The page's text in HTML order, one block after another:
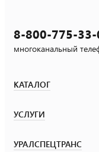
8-800-775-33-
многоканальный
КАТАЛОГ
УСЛУГИ
УРАЛСПЕЦТРАНС